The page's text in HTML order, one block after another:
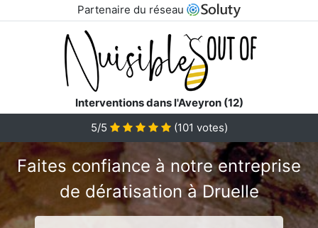
Partenaire du réseau
Interventions dans l'Aveyron (12)
5/5
(101 votes)
Faites confiance à notre entreprise
de dératisation à Druelle